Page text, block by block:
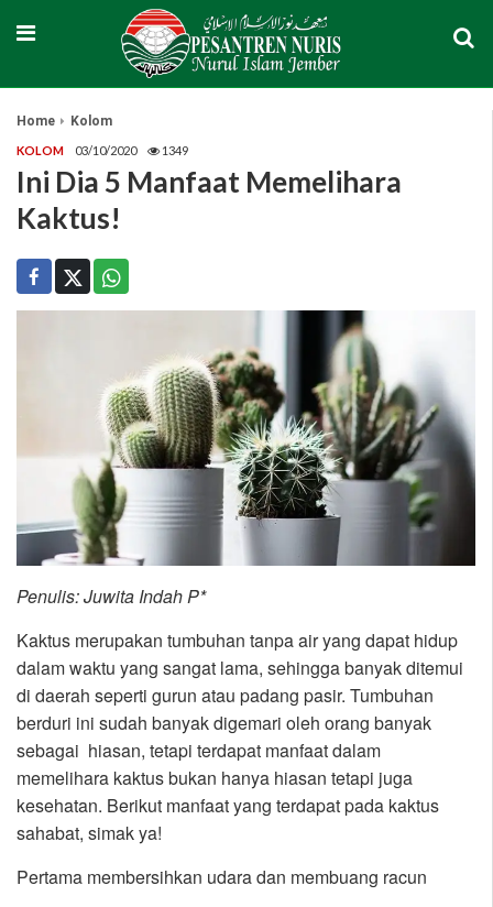
Home Kolom
KOLOM 03/10/2020 1349
Ini Dia 5 Manfaat Memelihara
Kaktus!
Penulis: Juwita Indah P*
Kaktus merupakan tumbuhan tanpa air yang dapat hidup
dalam waktu yang sangat lama, sehingga banyak ditemui
di daerah seperti gurun atau padang pasir. Tumbuhan
berduri ini sudah banyak digemari oleh orang banyak
sebagai hiasan, tetapi terdapat manfaat dalam
memelihara kaktus bukan hanya hiasan tetapi juga
kesehatan. Berikut manfaat yang terdapat pada kaktus
sahabat, simak ya!
Pertama membersihkan udara dan membuang racun